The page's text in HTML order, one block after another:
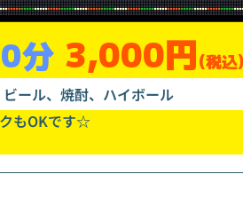
分 3,000円(税込
ビール、焼酎、ハイボール
もOKです☆